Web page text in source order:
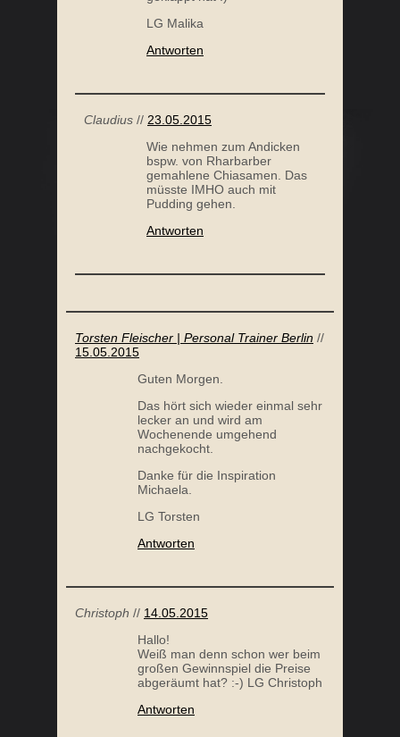
LG Malika
Antworten
Claudius // 23.05.2015
Wie nehmen zum Andicken
bspw. von Rharbarber
gemahlene Chiasamen. Das
müsste IMHO auch mit
Pudding gehen.
Antworten
Torsten Fleischer | Personal Trainer Berlin //
15.05.2015
Guten Morgen.
Das hört sich wieder einmal sehr
lecker an und wird am
Wochenende umgehend
nachgekocht.
Danke für die Inspiration
Michaela.
LG Torsten
Antworten
Christoph // 14.05.2015
Hallo!
Weiß man denn schon wer beim
großen Gewinnspiel die Preise
abgeräumt hat? :-) LG Christoph
Antworten